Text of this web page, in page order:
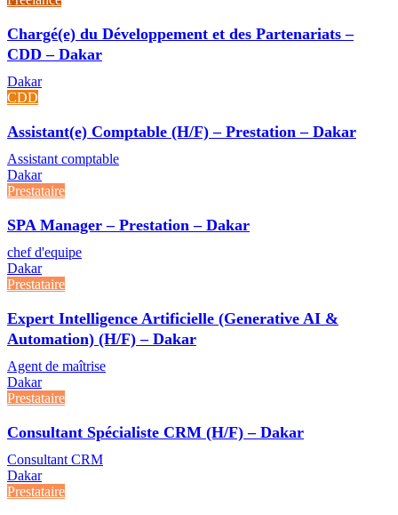
Chargé(e) du Développement et des Partenariats –
CDD – Dakar
Dakar
CDD
Assistant(e) Comptable (H/F) – Prestation – Dakar
Assistant comptable
Dakar
Prestataire
SPA Manager – Prestation – Dakar
chef d'equipe
Dakar
Prestataire
Expert Intelligence Artificielle (Generative AI &
Automation) (H/F) – Dakar
Agent de maîtrise
Dakar
Prestataire
Consultant Spécialiste CRM (H/F) – Dakar
Consultant CRM
Dakar
Prestataire